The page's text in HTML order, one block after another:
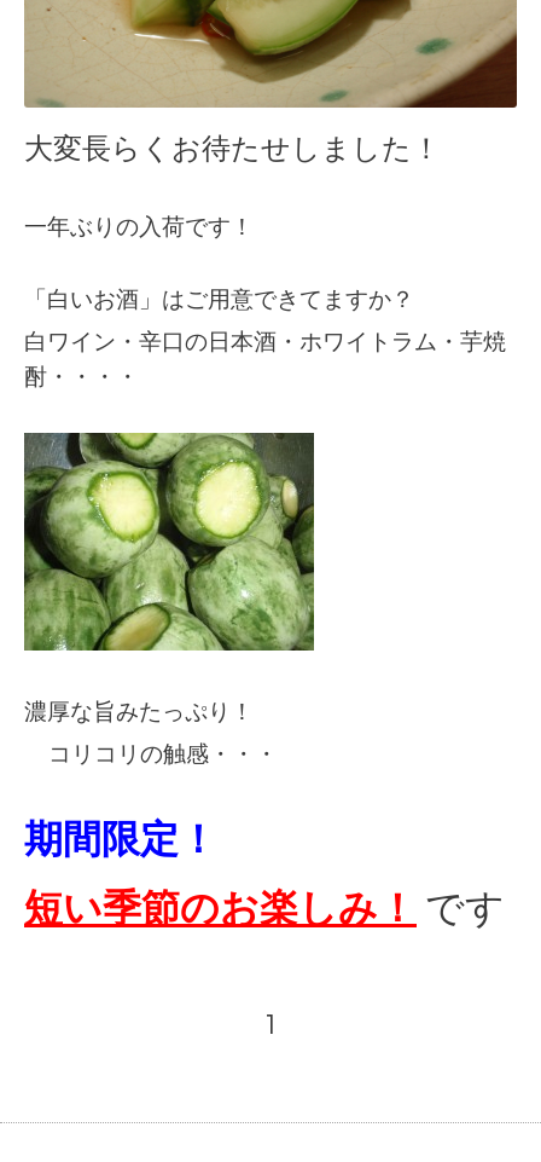
大変長らくお待たせしました！
一年ぶりの入荷です！
「白いお酒」はご用意できてますか？
白ワイン・辛口の日本酒・ホワイトラム・芋焼
酎・・・・
濃厚な旨みたっぷり！
コリコリの触感・・・
期間限定！
短い季節のお楽しみ！
です
1